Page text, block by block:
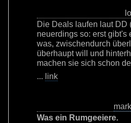
Die Deals laufen laut DD
neuerdings so: erst gibt's
was, zwischendurch
überhaupt will und
machen sie sich schon
... link
Was ein Rumgeeiere.